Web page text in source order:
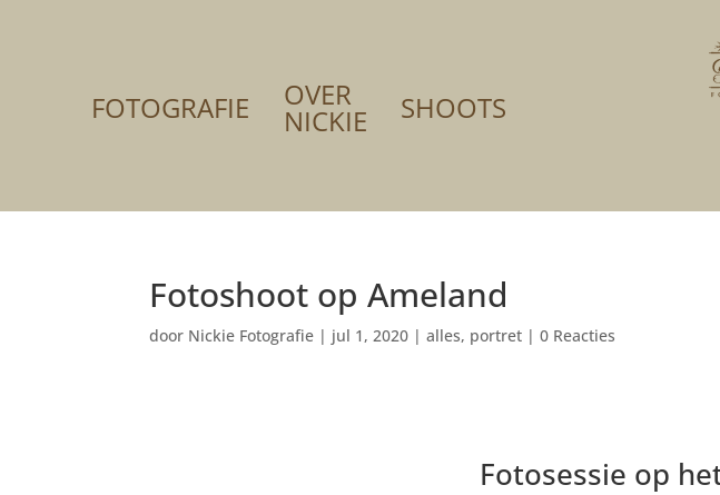
FOTOGRAFIE OVER
NICKIE SHOOTS
Fotoshoot op Ameland
door Nickie Fotografie | jul 1, 2020 |alles, portret |0 Reacties
Fotosessie op